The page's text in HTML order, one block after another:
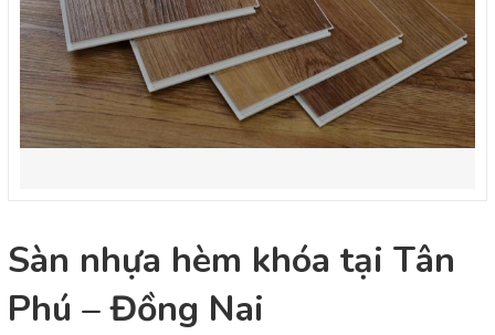
Sàn nhựa hèm khóa tại Tân
Phú – Đồng Nai